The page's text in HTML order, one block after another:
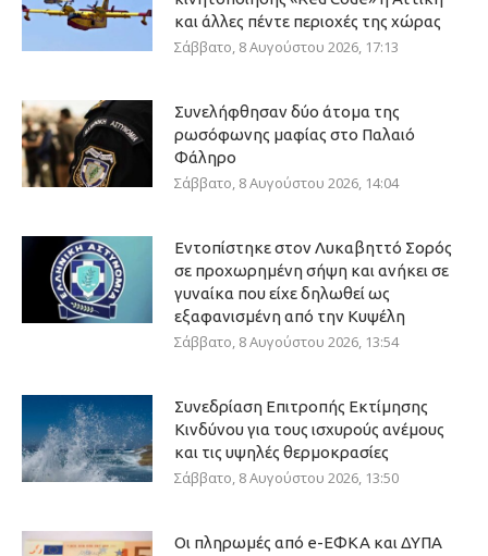
και άλλες πέντε περιοχές της χώρας
Σάββατο, 8 Αυγούστου 2026, 17:13
Συνελήφθησαν δύο άτομα της
ρωσόφωνης μαφίας στο Παλαιό
Φάληρο
Σάββατο, 8 Αυγούστου 2026, 14:04
Εντοπίστηκε στον Λυκαβηττό Σορός
σε προχωρημένη σήψη και ανήκει σε
γυναίκα που είχε δηλωθεί ως
εξαφανισμένη από την Κυψέλη
Σάββατο, 8 Αυγούστου 2026, 13:54
Συνεδρίαση Επιτροπής Εκτίμησης
Κινδύνου για τους ισχυρούς ανέμους
και τις υψηλές θερμοκρασίες
Σάββατο, 8 Αυγούστου 2026, 13:50
Οι πληρωμές από e-ΕΦΚΑ και ΔΥΠΑ